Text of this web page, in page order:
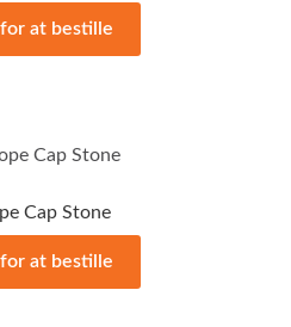
for at bestille
Cap Stone
for at bestille